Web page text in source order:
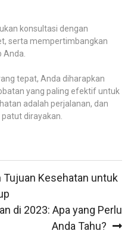
konsultasi dengan
serta mempertimbangkan
tepat, Anda diharapkan
yang paling efektif untuk
adalah perjalanan, dan
dirayakan.
Tujuan Kesehatan untuk
di 2023: Apa yang Perlu
Anda Tahu?